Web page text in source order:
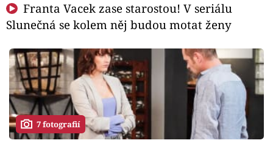
Franta Vacek zase starostou! V seriálu
Slunečná se kolem něj budou motat ženy
7 fotografií